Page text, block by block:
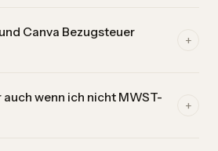
Canva Bezugsteuer
+
Darunter fällt keine
wenn ich nicht MWST-
+